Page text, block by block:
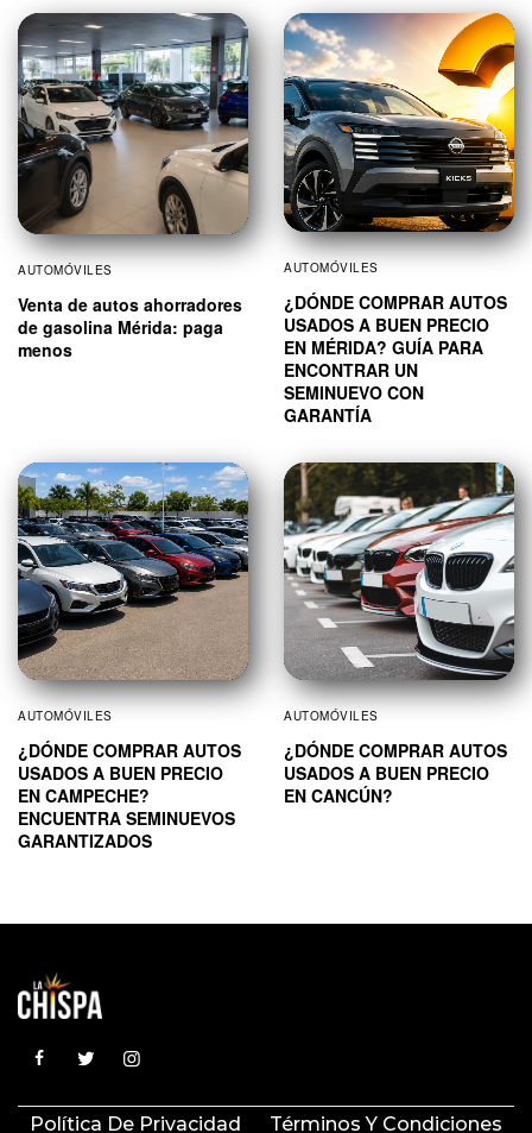
AUTOMÓVILES
Venta de autos ahorradores
de gasolina Mérida: paga
menos
AUTOMÓVILES
¿DÓNDE COMPRAR AUTOS
USADOS A BUEN PRECIO
EN MÉRIDA? GUÍA PARA
ENCONTRAR UN
SEMINUEVO CON
GARANTÍA
AUTOMÓVILES
¿DÓNDE COMPRAR AUTOS
USADOS A BUEN PRECIO
EN CAMPECHE?
ENCUENTRA SEMINUEVOS
GARANTIZADOS
AUTOMÓVILES
¿DÓNDE COMPRAR AUTOS
USADOS A BUEN PRECIO
EN CANCÚN?
Política De Privacidad Términos Y Condiciones